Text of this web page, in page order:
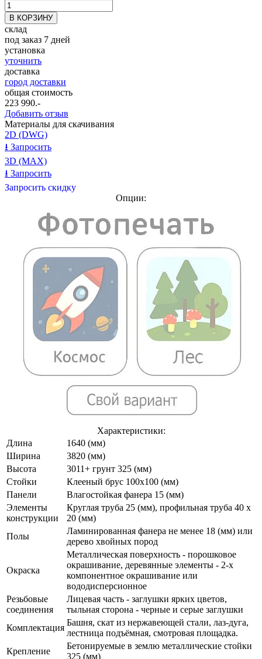
склад
под заказ 7 дней
установка
уточнить
доставка
город доставки
общая стоимость
223 990.-
Добавить отзыв
Материалы для скачивания
2D (DWG)
⭳ Запросить
3D (MAX)
⭳ Запросить
Запросить скидку
Опции:
Характеристики:
Длина
1640 (мм)
Ширина
3820 (мм)
Высота
3011+ грунт 325 (мм)
Стойки
Клееный брус 100х100 (мм)
Панели
Влагостойкая фанера 15 (мм)
Элементы
конструкции
Круглая труба 25 (мм), профильная труба 40 х
20 (мм)
Полы
Ламинированная фанера не менее 18 (мм) или
дерево хвойных пород
Окраска
Металлическая поверхность - порошковое
окрашивание, деревянные элементы - 2-х
компонентное окрашивание или
вододисперсионное
Резьбовые
соединения
Лицевая часть - заглушки ярких цветов,
тыльная сторона - черные и серые заглушки
Комплектация
Башня, скат из нержавеющей стали, лаз-дуга,
лестница подъёмная, смотровая площадка.
Крепление
Бетонируемые в землю металлические стойки
325 (мм)